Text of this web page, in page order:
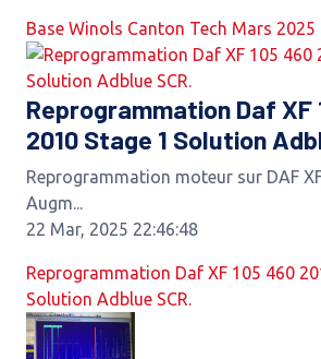
Base Winols Canton Tech Mars 2025
Reprogrammation Daf XF
2010 Stage 1 Solution
Reprogrammation moteur sur DAF
Augm...
22 Mar, 2025 22:46:48
Reprogrammation Daf XF 105 460
Solution Adblue SCR.